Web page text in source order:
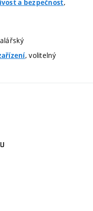
a bezpečnost,
, volitelný